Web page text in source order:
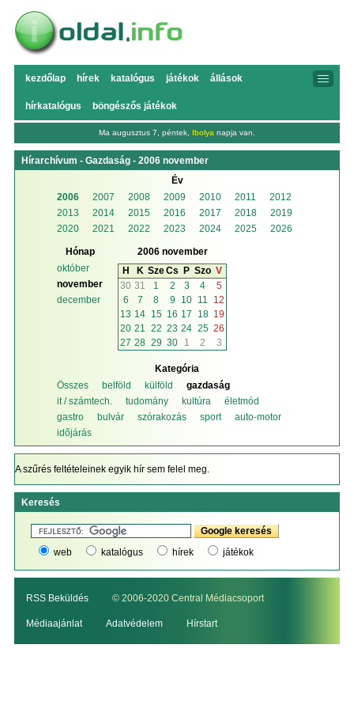
kezdőlap hírek katalógus játékok állások
hírkatalógus böngészős játékok
Ma augusztus 7, péntek, Ibolya napja van.
Hírarchívum - Gazdaság - 2006 november
Év
2006
2007 2008 2009 2010 2011
2012
2013
2014 2015 2016 2017 2018
2019
2020
2021 2022 2023 2024 2025 2026
Hónap
október
november
december
2006 november
H
K SzeCs P Szo V
30 31 1 2 3 4
5
6
7 8 9 10 11
12
13 14 15 16 17 18 19
20 21 22 23 24 25 26
27 28 29 30 1 2 3
Kategória
Összes
belföld külföld
gazdaság
it / számtech.
tudomány kultúra
életmód
gastro
bulvár szórakozás sport
auto-motor
időjárás
A szűrés feltételeinek egyik hír sem felel meg.
Keresés
web katalógus hírek játékok
RSS Beküldés © 2006-2020 Central Médiacsoport
Médiaajánlat Adatvédelem Hírstart